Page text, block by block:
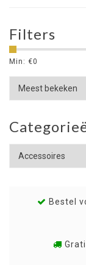
Filters
Min: €0
Bestel